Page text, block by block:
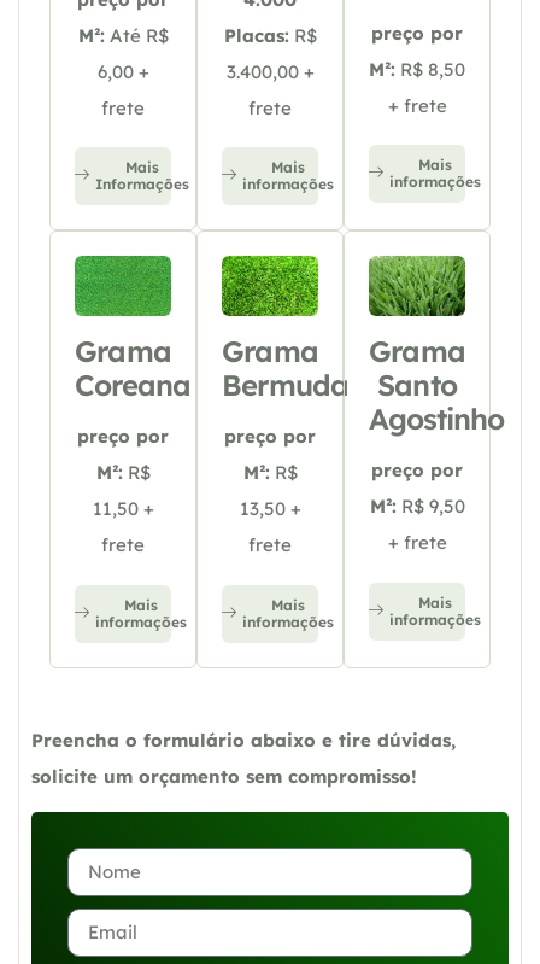
M²: Até R$
6,00 +
frete
Mais
Informações
Placas: R$
3.400,00 +
frete
Mais
informações
preço por
M²: R$ 8,50
+ frete
Mais
informações
Grama
Coreana
preço por
M²: R$
11,50 +
frete
Mais
informações
Grama
Bermuda
preço por
M²: R$
13,50 +
frete
Mais
informações
Grama
Santo
Agostinho
preço por
M²: R$ 9,50
+ frete
Mais
informações
Preencha o formulário abaixo e tire dúvidas,
solicite um orçamento sem compromisso!